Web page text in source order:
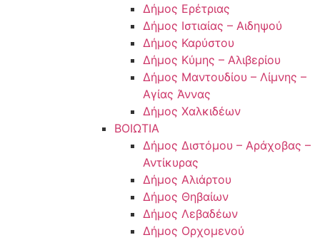
Δήμος Ερέτριας
Δήμος Ιστιαίας – Αιδηψού
Δήμος Καρύστου
Δήμος Κύμης – Αλιβερίου
Δήμος Μαντουδίου – Λίμνης –
Αγίας Άννας
Δήμος Χαλκιδέων
ΒΟΙΩΤΙΑ
Δήμος Διστόμου – Αράχοβας –
Αντίκυρας
Δήμος Αλιάρτου
Δήμος Θηβαίων
Δήμος Λεβαδέων
Δήμος Ορχομενού